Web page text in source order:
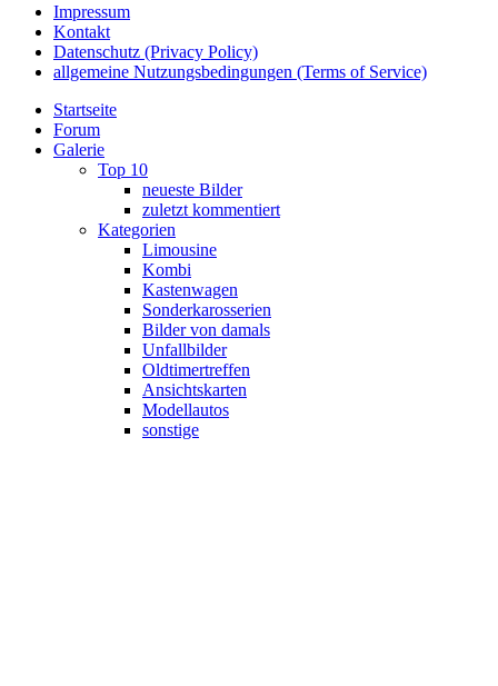
Impressum
Kontakt
Datenschutz (Privacy Policy)
allgemeine Nutzungsbedingungen (Terms of Service)
Startseite
Forum
Galerie
Top 10
neueste Bilder
zuletzt kommentiert
Kategorien
Limousine
Kombi
Kastenwagen
Sonderkarosserien
Bilder von damals
Unfallbilder
Oldtimertreffen
Ansichtskarten
Modellautos
sonstige